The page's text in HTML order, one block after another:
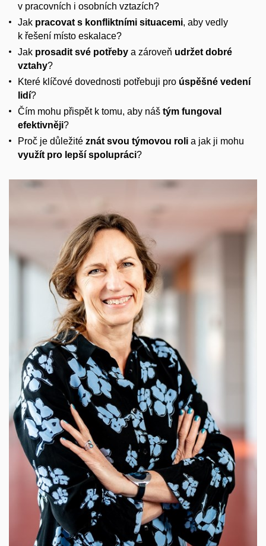
v pracovních i osobních vztazích?
Jak pracovat s konfliktními situacemi, aby vedly
k řešení místo eskalace?
Jak prosadit své potřeby a zároveň udržet dobré
vztahy?
Které klíčové dovednosti potřebuji pro úspěšné vedení
lidí?
Čím mohu přispět k tomu, aby náš tým fungoval
efektivněji?
Proč je důležité znát svou týmovou roli a jak ji mohu
využít pro lepší spolupráci?​